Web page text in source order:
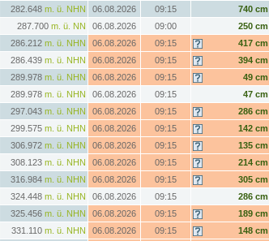
282.648 m. ü. NHN 06.08.2026 09:15 740 cm
287.700 m. ü. NN 06.08.2026 09:00 250 cm
286.212 m. ü. NHN 06.08.2026 09:15 417 cm
286.439 m. ü. NHN 06.08.2026 09:15 394 cm
289.978 m. ü. NHN 06.08.2026 09:15 49 cm
289.978 m. ü. NHN 06.08.2026 09:15 47 cm
297.043 m. ü. NHN 06.08.2026 09:15 286 cm
299.575 m. ü. NHN 06.08.2026 09:15 142 cm
306.972 m. ü. NHN 06.08.2026 09:15 135 cm
308.123 m. ü. NHN 06.08.2026 09:15 214 cm
316.984 m. ü. NHN 06.08.2026 09:15 305 cm
324.448 m. ü. NHN 06.08.2026 09:15 286 cm
325.456 m. ü. NHN 06.08.2026 09:15 189 cm
331.110 m. ü. NHN 06.08.2026 09:15 148 cm